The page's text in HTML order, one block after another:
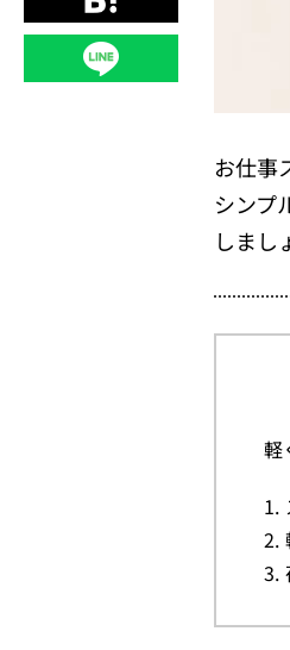
お仕事
シンプ
しまし
軽